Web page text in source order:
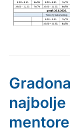
najbolje
mentore